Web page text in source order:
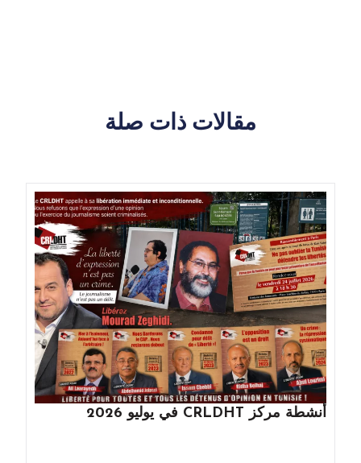
مقالات ذات صلة
أنشطة مركز CRLDHT في يوليو 2026